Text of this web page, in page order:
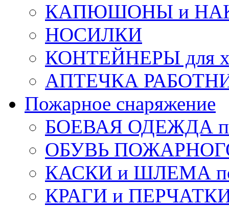
КАПЮШОНЫ и
НОСИЛКИ
КОНТЕЙНЕРЫ для
АПТЕЧКА
Пожарное снаряжение
БОЕВАЯ ОДЕЖДА
ОБУВЬ
КАСКИ и ШЛЕМА
КРАГИ и ПЕРЧАТКИ